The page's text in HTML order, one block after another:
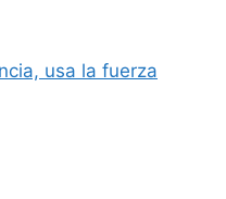
usa la fuerza